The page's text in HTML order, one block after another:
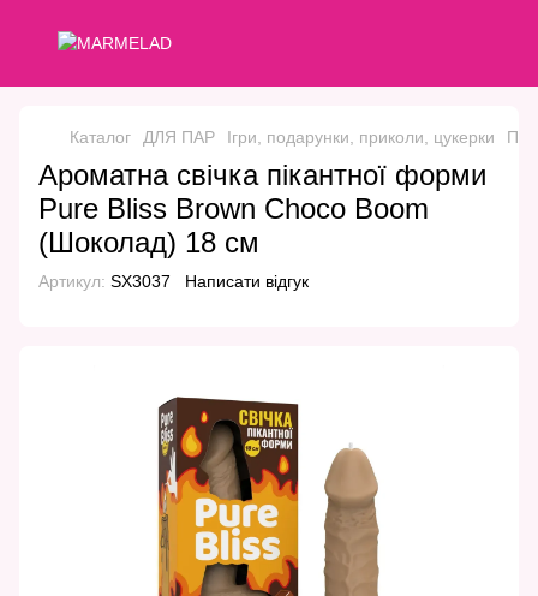
Каталог ДЛЯ ПАР Ігри, подарунки, приколи, цукерки
Ароматна свічка пікантної форми
Pure Bliss Brown Choco Boom
(Шоколад) 18 см
Артикул: SX3037 Написати відгук